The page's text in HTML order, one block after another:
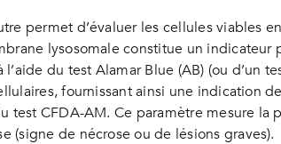
permet d’évaluer les cellules viables
lysosomale constitue un indicateur
l’aide du test Alamar Blue (AB) (ou d’un
fournissant ainsi une indication
test CFDA-AM. Ce paramètre mesure
(signe de nécrose ou de lésions graves).